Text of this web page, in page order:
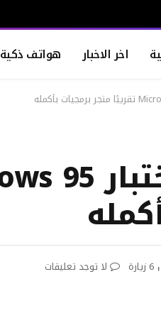
اخر الاخبار هواتف ذكية
6 زيارة لا توجد تعليقات